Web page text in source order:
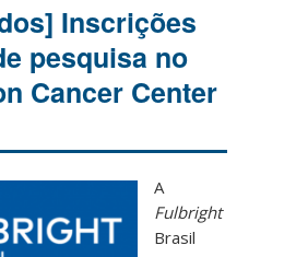
Inscrições
pesquisa no
Cancer Center
A
Fulbright
Brasil